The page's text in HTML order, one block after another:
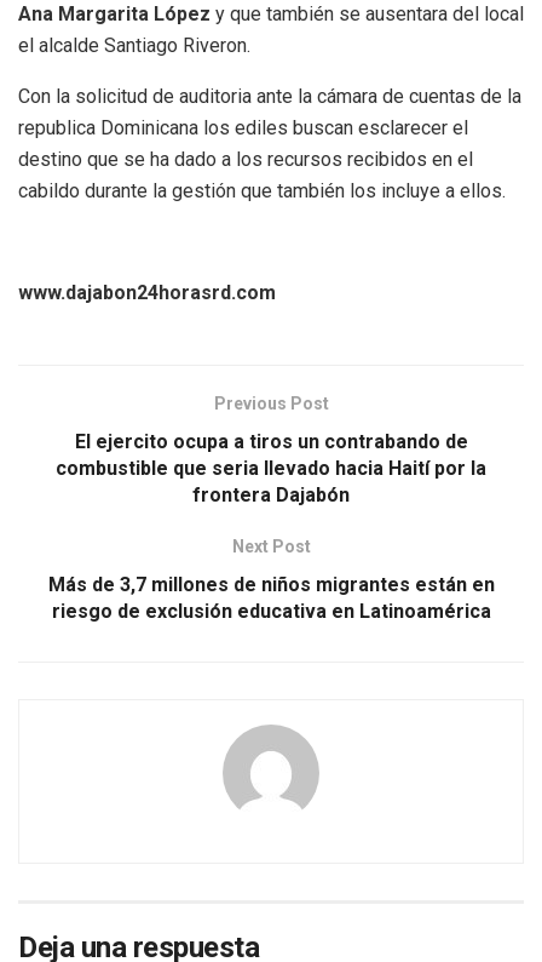
Ana Margarita López y que también se ausentara del local
el alcalde Santiago Riveron.
Con la solicitud de auditoria ante la cámara de cuentas de la
republica Dominicana los ediles buscan esclarecer el
destino que se ha dado a los recursos recibidos en el
cabildo durante la gestión que también los incluye a ellos.
www.dajabon24horasrd.com
Previous Post
El ejercito ocupa a tiros un contrabando de
combustible que seria llevado hacia Haití por la
frontera Dajabón
Next Post
Más de 3,7 millones de niños migrantes están en
riesgo de exclusión educativa en Latinoamérica
Deja una respuesta